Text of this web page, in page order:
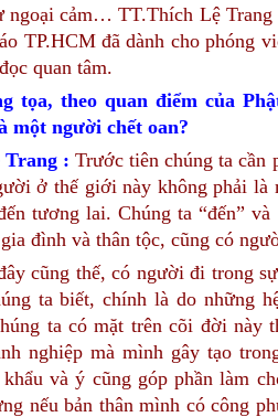
ngoại cảm… TT.Thích Lệ
TP.HCM đã dành cho phóng
quan tâm.
tọa, theo quan điểm của
một người chết oan?
: Trước tiên chúng ta cần
ở thế giới này không phải
tương lai. Chúng ta “đến”
đình và thân tộc, cũng có
cũng thế, có người đi trong
ta biết, chính là do những
ta có mặt trên cõi đời này
nghiệp mà mình gây tạo
và ý cũng góp phần làm
nếu bản thân mình có công